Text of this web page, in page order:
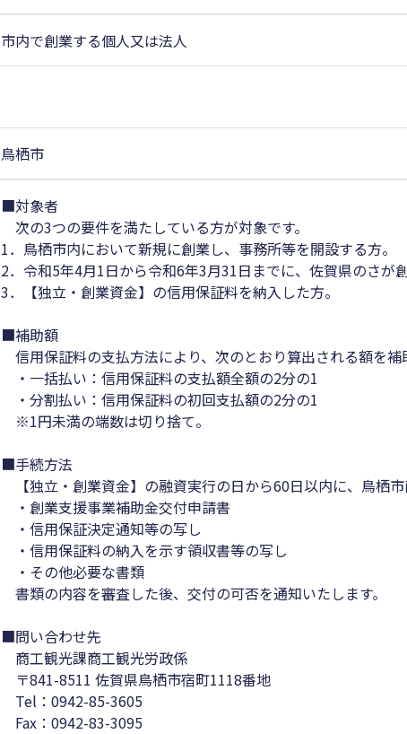
市内で創業する個人又は法人
鳥栖市
■対象者
次の3つの要件を満たしている方が対象です。
1．鳥栖市内において新規に創業し、事務所等を開設する方。
2．令和5年4月1日から令和6年3月31日までに、佐賀県のさが
3．【独立・創業資金】の信用保証料を納入した方。
■補助額
信用保証料の支払方法により、次のとおり算出される額を補
・一括払い：信用保証料の支払額全額の2分の1
・分割払い：信用保証料の初回支払額の2分の1
※1円未満の端数は切り捨て。
■手続方法
【独立・創業資金】の融資実行の日から60日以内に、鳥栖
・創業支援事業補助金交付申請書
・信用保証決定通知等の写し
・信用保証料の納入を示す領収書等の写し
・その他必要な書類
書類の内容を審査した後、交付の可否を通知いたします。
■問い合わせ先
商工観光課商工観光労政係
〒841-8511 佐賀県鳥栖市宿町1118番地
Tel：0942-85-3605
Fax：0942-83-3095